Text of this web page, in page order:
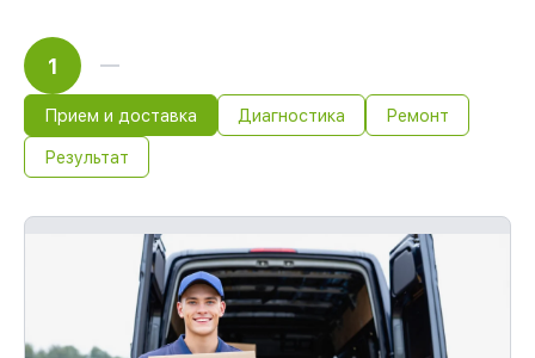
1
Прием и доставка Диагностика Ремонт
Результат